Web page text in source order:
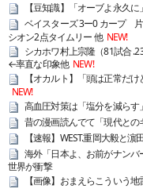
【豆知識】「オーブよ永久
ベイスターズ 3ー0 カープ
シオン2点タイムリー 他 NEW!
シカホワ村上宗隆（81試合
←率直な印象他 NEW!
【オカルト】「頭は正常だ
NEW!
高血圧対策は「塩分を減ら
昔の漫画読んでて「現代と
【速報】WEST.重岡大毅と
海外「日本よ、お前がナン
世界が衝撃
【画像】おまえらこういう